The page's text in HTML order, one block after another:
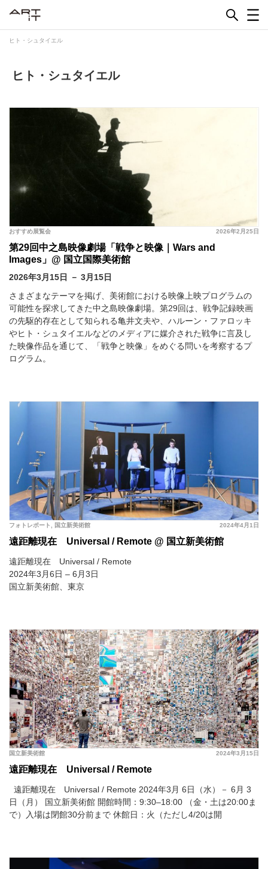
ヒト・シュタイエル
ヒト・シュタイエル
2026年2月25日
おすすめ展覧会
第29回中之島映像劇場「戦争と映像｜Wars and
Images」@ 国立国際美術館
2026年3月15日 － 3月15日
さまざまなテーマを掲げ、美術館における映像上映プログラムの
可能性を探求してきた中之島映像劇場。第29回は、戦争記録映画
の先駆的存在として知られる亀井文夫や、ハルーン・ファロッキ
やヒト・シュタイエルなどのメディアに媒介された戦争に言及し
た映像作品を通じて、「戦争と映像」をめぐる問いを考察するプ
ログラム。
2024年4月1日
フォトレポート 国立新美術館
遠距離現在 Universal / Remote @ 国立新美術館
遠距離現在 Universal / Remote
2024年3月6日 – 6月3日
国立新美術館、東京
2024年3月15日
国立新美術館
遠距離現在 Universal / Remote
遠距離現在 Universal / Remote 2024年3月 6日（水）－ 6月 3
日（月） 国立新美術館 開館時間：9:30–18:00 （金・土は20:00ま
で）入場は閉館30分前まで 休館日：火（ただし4/20は開